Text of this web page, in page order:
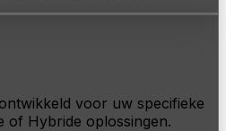
voor uw specifieke
of Hybride oplossingen.